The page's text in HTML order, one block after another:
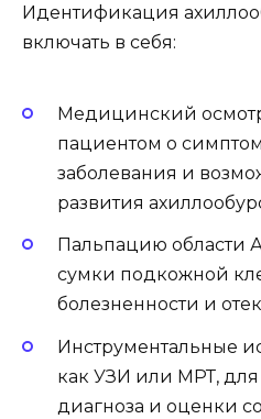
Идентификация
включать в себя:
Медицинский
пациентом о
заболевания и
развития
Пальпацию области
сумки подкожной
болезненности и
Инструментальные
как УЗИ или МРТ,
диагноза и оценки